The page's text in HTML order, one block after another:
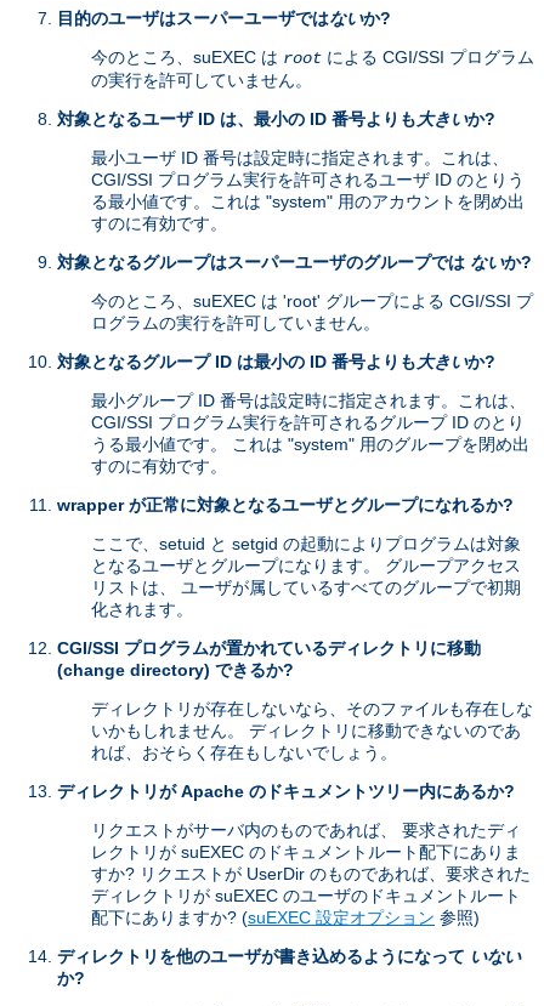
目的のユーザはスーパーユーザではないか?
今のところ、suEXEC は root による CGI/SSI プログラム
の実行を許可していません。
対象となるユーザ ID は、最小の ID 番号よりも大きいか?
最小ユーザ ID 番号は設定時に指定されます。これは、
CGI/SSI プログラム実行を許可されるユーザ ID のとりう
る最小値です。これは "system" 用のアカウントを閉め出
すのに有効です。
対象となるグループはスーパーユーザのグループでは ないか?
今のところ、suEXEC は 'root' グループによる CGI/SSI プ
ログラムの実行を許可していません。
対象となるグループ ID は最小の ID 番号よりも大きいか?
最小グループ ID 番号は設定時に指定されます。これは、
CGI/SSI プログラム実行を許可されるグループ ID のとり
うる最小値です。 これは "system" 用のグループを閉め出
すのに有効です。
wrapper が正常に対象となるユーザとグループになれるか?
ここで、setuid と setgid の起動によりプログラムは対象
となるユーザとグループになります。 グループアクセス
リストは、 ユーザが属しているすべてのグループで初期
化されます。
CGI/SSI プログラムが置かれているディレクトリに移動
(change directory) できるか?
ディレクトリが存在しないなら、そのファイルも存在しな
いかもしれません。 ディレクトリに移動できないのであ
れば、おそらく存在もしないでしょう。
ディレクトリが Apache のドキュメントツリー内にあるか?
リクエストがサーバ内のものであれば、 要求されたディ
レクトリが suEXEC のドキュメントルート配下にありま
すか? リクエストが UserDir のものであれば、要求された
ディレクトリが suEXEC のユーザのドキュメントルート
配下にありますか? (suEXEC 設定オプション 参照)
ディレクトリを他のユーザが書き込めるようになって いない
か?